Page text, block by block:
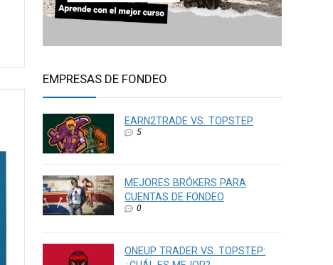
EMPRESAS DE FONDEO
EARN2TRADE VS. TOPSTEP
5
MEJORES BRÓKERS PARA
CUENTAS DE FONDEO
0
ONEUP TRADER VS. TOPSTEP: